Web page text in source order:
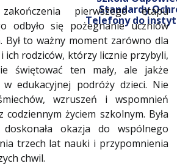
Standardy
Telefony do
pierwszego etapu
odbyło się pożegnanie uczniów
Był to ważny moment zarówno dla
ich rodziców, którzy licznie przybyli,
świętować ten mały, ale jakże
edukacyjnej podróży dzieci. Nie
wzruszeń i wspomnień
codziennym życiem szkolnym. Była
okazja do wspólnego
trzech lat nauki i przypomnienia
chwil.